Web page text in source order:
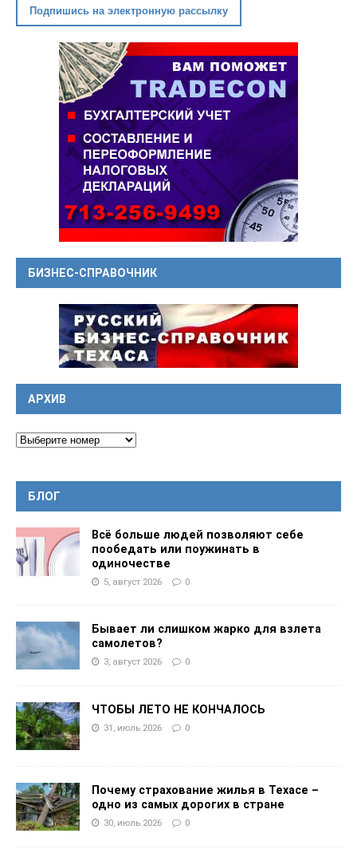
Подпишись на электронную рассылку
БИЗНЕС-СПРАВОЧНИК
АРХИВ
БЛОГ
Всё больше людей позволяют себе
пообедать или поужинать в
одиночестве
5, август 2026 0
Бывает ли слишком жарко для взлета
самолетов?
3, август 2026 0
ЧТОБЫ ЛЕТО НЕ КОНЧАЛОСЬ
31, июль 2026 0
Почему страхование жилья в Техасе –
одно из самых дорогих в стране
30, июль 2026 0